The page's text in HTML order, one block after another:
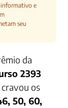
informativo e
seu
da
2393
os
50, 60,